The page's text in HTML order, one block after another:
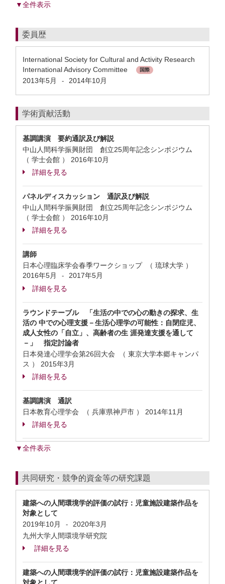
▼全件表示
委員歴
International Society for Cultural and Activity Research
International Advisory Committee
国際
2013年5月 - 2014年10月
学術貢献活動
基調講演 要約通訳及び解説
中山人間科学振興財団 創立25周年記念シンポジウム
（ 学士会館 ） 2016年10月
詳細を見る
パネルディスカッション 通訳及び解説
中山人間科学振興財団 創立25周年記念シンポジウム
（ 学士会館 ） 2016年10月
詳細を見る
講師
日本心理臨床学会春季ワークショップ （ 琉球大学 ）
2016年5月
-
2017年5月
詳細を見る
ラウンドテーブル 「生活の中での心の動きの探求、生
活の 中での心理支援－生活心理学の可能性：自閉症児、
成人女性の「自立」、高齢者の生 涯発達支援を通して
－」 指定討論者
日本発達心理学会第26回大会 （ 東京大学本郷キャンパ
ス ） 2015年3月
詳細を見る
基調講演 通訳
日本教育心理学会 （ 兵庫県神戸市 ） 2014年11月
詳細を見る
▼全件表示
共同研究・競争的資金等の研究課題
建築への人間環境学的評価の試行：児童施設建築作品を
対象として
2019年10月
-
2020年3月
九州大学人間環境学研究院
詳細を見る
建築への人間環境学的評価の試行：児童施設建築作品を